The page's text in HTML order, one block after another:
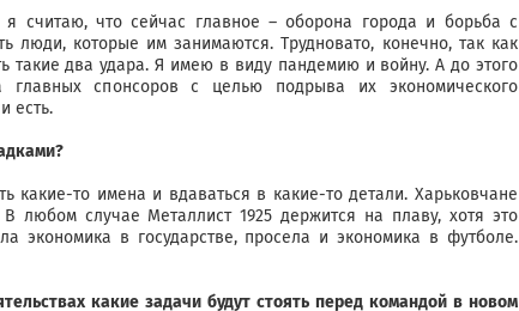
я считаю, что сейчас главное – оборона города и борьба с
люди, которые им занимаются. Трудновато, конечно, так как
такие два удара. Я имею в виду пандемию и войну. А до этого
спонсоров с целью подрыва их экономического
есть.
какие-то имена и вдаваться в какие-то детали. Харьковчане
любом случае Металлист 1925 держится на плаву, хотя это
экономика в государстве, просела и экономика в футболе.
какие задачи будут стоять перед командой в новом